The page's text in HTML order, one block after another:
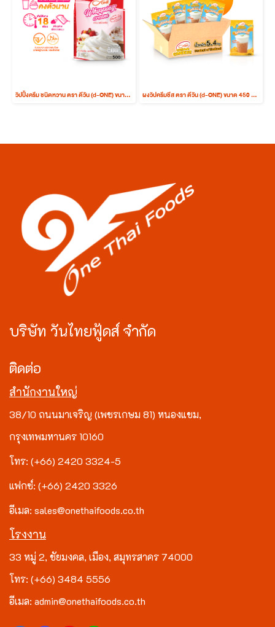
วิปปิ้งครีม ชนิดหวาน ตรา ดีวัน (d-ONE) ขนาด 500 กรัม ผงวิปครีมชีส ตรา ดีวัน (d-ONE) ขนาด 450 กรัม (ยกลัง 12 ถุง)
บริษัท วันไทยฟู้ดส์ จำกัด
ติดต่อ
สำนักงานใหญ่
38/10 ถนนมาเจริญ (เพชรเกษม 81) หนองแขม,
กรุงเทพมหานคร 10160
โทร: (+66) 2420 3324-5
แฟกซ์: (+66) 2420 3326
อีเมล: sales@onethaifoods.co.th
โรงงาน
33 หมู่ 2, ชัยมงคล, เมือง, สมุทรสาคร 74000
โทร: (+66) 3484 5556
อีเมล: admin@onethaifoods.co.th